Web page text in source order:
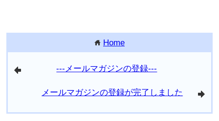
home Home
arrowleft ---メールマガジンの登録---
arrowright
メールマガジンの登録が完了しました